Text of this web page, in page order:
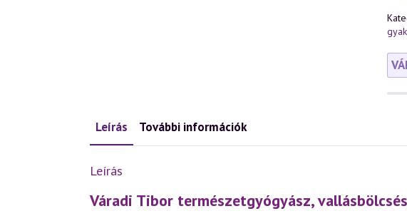
Leírás További információk
Leírás
Váradi Tibor természetgyógyász,